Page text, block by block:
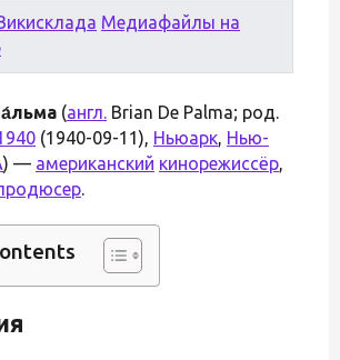
Медиафайлы на
(англ. Brian De Palma; род.
(1940-09-11), Ньюарк, Нью-
) — американский кинорежиссёр,
.